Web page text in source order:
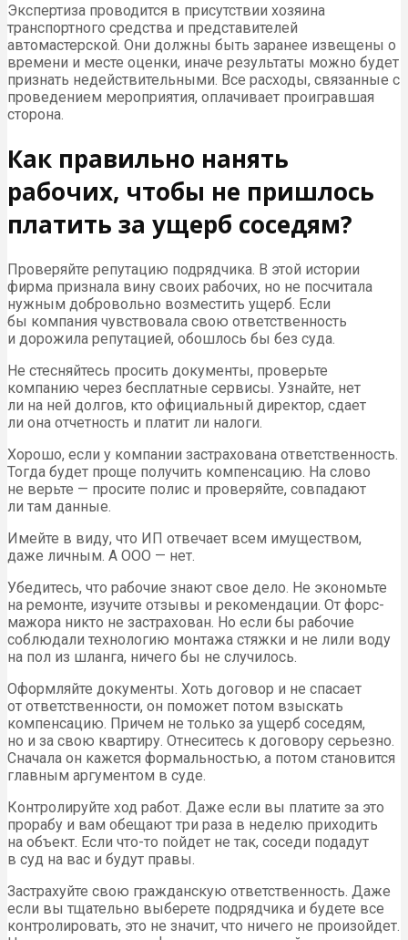
Экспертиза проводится в присутствии хозяина
транспортного средства и представителей
автомастерской. Они должны быть заранее извещены о
времени и месте оценки, иначе результаты можно будет
признать недействительными. Все расходы, связанные с
проведением мероприятия, оплачивает проигравшая
сторона.
Как правильно нанять
рабочих, чтобы не пришлось
платить за ущерб соседям?
Проверяйте репутацию подрядчика. В этой истории
фирма признала вину своих рабочих, но не посчитала
нужным добровольно возместить ущерб. Если
бы компания чувствовала свою ответственность
и дорожила репутацией, обошлось бы без суда.
Не стесняйтесь просить документы, проверьте
компанию через бесплатные сервисы. Узнайте, нет
ли на ней долгов, кто официальный директор, сдает
ли она отчетность и платит ли налоги.
Хорошо, если у компании застрахована ответственность.
Тогда будет проще получить компенсацию. На слово
не верьте — просите полис и проверяйте, совпадают
ли там данные.
Имейте в виду, что ИП отвечает всем имуществом,
даже личным. А ООО — нет.
Убедитесь, что рабочие знают свое дело. Не экономьте
на ремонте, изучите отзывы и рекомендации. От форс-
мажора никто не застрахован. Но если бы рабочие
соблюдали технологию монтажа стяжки и не лили воду
на пол из шланга, ничего бы не случилось.
Оформляйте документы. Хоть договор и не спасает
от ответственности, он поможет потом взыскать
компенсацию. Причем не только за ущерб соседям,
но и за свою квартиру. Отнеситесь к договору серьезно.
Сначала он кажется формальностью, а потом становится
главным аргументом в суде.
Контролируйте ход работ. Даже если вы платите за это
прорабу и вам обещают три раза в неделю приходить
на объект. Если что-то пойдет не так, соседи подадут
в суд на вас и будут правы.
Застрахуйте свою гражданскую ответственность. Даже
если вы тщательно выберете подрядчика и будете все
контролировать, это не значит, что ничего не произойдет.